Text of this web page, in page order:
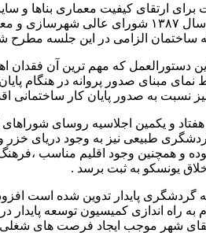
ارتقای کیفیت معماری بناها
ساختمان الزامی در این جلسه مطرح
که مهم ترین آن فقدان
مبنای صدور پروانه در هنگام پایان
به صدور پایان کار ساختمانی
و یکمین اجلاسیه روسای
طبیعی نیز به وجود دریای خزر
و همچنین وجود اقلیم مناسب
یونسکو به ثبت برسد .
گردشگری پایدار تدوین شده
به راه اندازی کمیسیون توسعه
موجب ایجاد فرصت های شغلی